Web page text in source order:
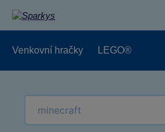
Venkovní hračky LEGO®